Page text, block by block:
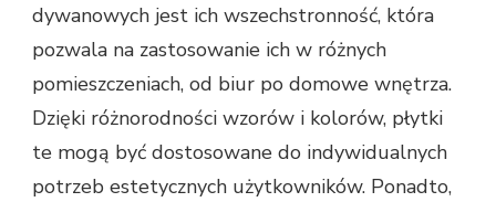
dywanowych jest ich wszechstronność, która
pozwala na zastosowanie ich w różnych
pomieszczeniach, od biur po domowe wnętrza.
Dzięki różnorodności wzorów i kolorów, płytki
te mogą być dostosowane do indywidualnych
potrzeb estetycznych użytkowników. Ponadto,